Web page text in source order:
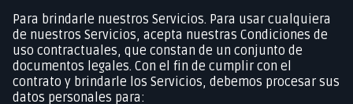
Para brindarle nuestros Servicios. Para usar cualquiera
de nuestros Servicios, acepta nuestras Condiciones de
uso contractuales, que constan de un conjunto de
documentos legales. Con el fin de cumplir con el
contrato y brindarle los Servicios, debemos procesar sus
datos personales para: